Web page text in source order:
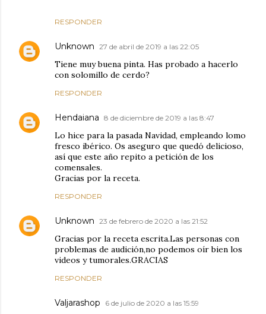
RESPONDER
Unknown 27 de abril de 2019 a las 22:05
Tiene muy buena pinta. Has probado a hacerlo
con solomillo de cerdo?
RESPONDER
Hendaiana 8 de diciembre de 2019 a las 8:47
Lo hice para la pasada Navidad, empleando lomo
fresco ibérico. Os aseguro que quedó delicioso,
así que este año repito a petición de los
comensales.
Gracias por la receta.
RESPONDER
Unknown 23 de febrero de 2020 a las 21:52
Gracias por la receta escrita.Las personas con
problemas de audición,no podemos oír bien los
videos y tumorales.GRACIAS
RESPONDER
Valjarashop 6 de julio de 2020 a las 15:59